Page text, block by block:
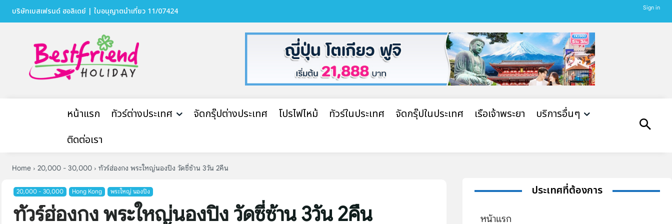
บริษัทเบสเฟรนด์ ฮอลิเดย์ | ใบอนุญาตนำเที่ยว 11/07424 Sign in
หน้าแรก ทัวร์ต่างประเทศ จัดกรุ๊ปต่างประเทศ โปรไฟไหม้ ทัวร์ในประเทศ จัดกรุ๊ปในประเทศ เรือเจ้าพระยา
บริการอื่นๆ
ติดต่อเรา
Home 20,000 - 30,000 ทัวร์ฮ่องกง พระใหญ่นองปิง วัดซี่ซ้าน 3วัน 2คืน
20,000 - 30,000 Hong Kong พระใหญ่ นองปิง
ทัวร์ฮ่องกง พระใหญ่นองปิง วัดซี่ซ้าน 3วัน 2คืน
ประเทศที่ต้องการ
หน้าแรก